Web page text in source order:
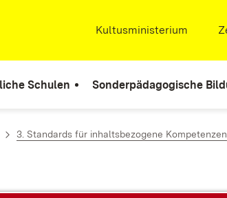
Extern:
Kultusministerium
Schulen Sonderpädagogische
3. Standards für inhaltsbezogene Kompetenzen